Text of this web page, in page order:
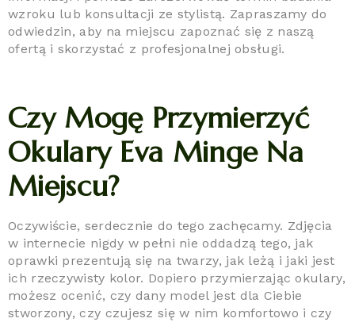
wzroku lub konsultacji ze stylistą. Zapraszamy do
odwiedzin, aby na miejscu zapoznać się z naszą
ofertą i skorzystać z profesjonalnej obsługi.
Czy Mogę Przymierzyć
Okulary Eva Minge Na
Miejscu?
Oczywiście, serdecznie do tego zachęcamy. Zdjęcia
w internecie nigdy w pełni nie oddadzą tego, jak
oprawki prezentują się na twarzy, jak leżą i jaki jest
ich rzeczywisty kolor. Dopiero przymierzając okulary,
możesz ocenić, czy dany model jest dla Ciebie
stworzony, czy czujesz się w nim komfortowo i czy